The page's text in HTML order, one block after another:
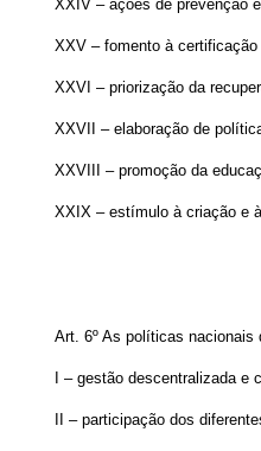
XXIV – ações de prevenção
XXV – fomento à
XXVI – priorização da
XXVII – elaboração de
XXVIII – promoção da
XXIX – estímulo à criação e
Art. 6º As políticas nacionais
I – gestão descentralizada
II – participação dos